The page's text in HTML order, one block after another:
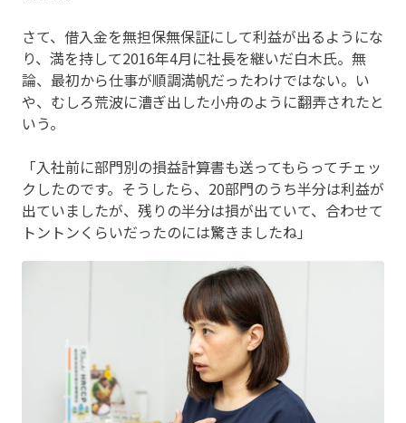
さて、借入金を無担保無保証にして利益が出るようにな
り、満を持して2016年4月に社長を継いだ白木氏。無
論、最初から仕事が順調満帆だったわけではない。い
や、むしろ荒波に漕ぎ出した小舟のように翻弄されたと
いう。
「入社前に部門別の損益計算書も送ってもらってチェッ
クしたのです。そうしたら、20部門のうち半分は利益が
出ていましたが、残りの半分は損が出ていて、合わせて
トントンくらいだったのには驚きましたね」